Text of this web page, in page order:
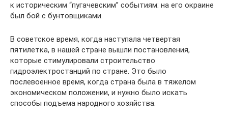
к историческим “пугачевским” событиям: на его окраине
был бой с бунтовщиками.
В советское время, когда наступала четвертая
пятилетка, в нашей стране вышли постановления,
которые стимулировали строительство
гидроэлектростанций по стране. Это было
послевоенное время, когда страна была в тяжелом
экономическом положении, и нужно было искать
способы подъема народного хозяйства.